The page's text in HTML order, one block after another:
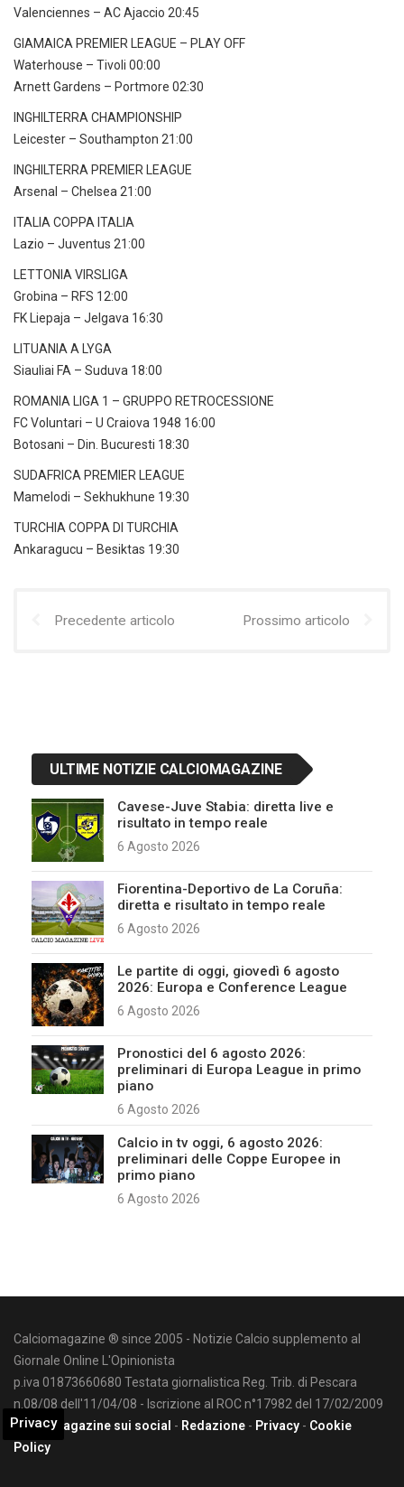
Valenciennes – AC Ajaccio 20:45
GIAMAICA PREMIER LEAGUE – PLAY OFF
Waterhouse – Tivoli 00:00
Arnett Gardens – Portmore 02:30
INGHILTERRA CHAMPIONSHIP
Leicester – Southampton 21:00
INGHILTERRA PREMIER LEAGUE
Arsenal – Chelsea 21:00
ITALIA COPPA ITALIA
Lazio – Juventus 21:00
LETTONIA VIRSLIGA
Grobina – RFS 12:00
FK Liepaja – Jelgava 16:30
LITUANIA A LYGA
Siauliai FA – Suduva 18:00
ROMANIA LIGA 1 – GRUPPO RETROCESSIONE
FC Voluntari – U Craiova 1948 16:00
Botosani – Din. Bucuresti 18:30
SUDAFRICA PREMIER LEAGUE
Mamelodi – Sekhukhune 19:30
TURCHIA COPPA DI TURCHIA
Ankaragucu – Besiktas 19:30
Precedente articolo Prossimo articolo
ULTIME NOTIZIE CALCIOMAGAZINE
Cavese-Juve Stabia: diretta live e
risultato in tempo reale
6 Agosto 2026
Fiorentina-Deportivo de La Coruña:
diretta e risultato in tempo reale
6 Agosto 2026
Le partite di oggi, giovedì 6 agosto
2026: Europa e Conference League
6 Agosto 2026
Pronostici del 6 agosto 2026:
preliminari di Europa League in primo
piano
6 Agosto 2026
Calcio in tv oggi, 6 agosto 2026:
preliminari delle Coppe Europee in
primo piano
6 Agosto 2026
Calciomagazine ® since 2005 - Notizie Calcio supplemento al
Giornale Online L'Opinionista
p.iva 01873660680 Testata giornalistica Reg. Trib. di Pescara
n.08/08 dell'11/04/08 - Iscrizione al ROC n°17982 del 17/02/2009
Calciomagazine sui social - Redazione - Privacy - Cookie
Policy
Privacy